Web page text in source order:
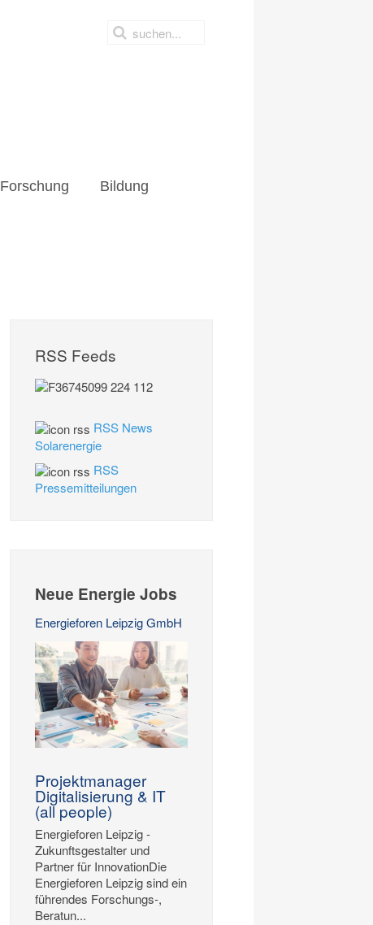
Forschung Bildung
RSS Feeds
RSS News
Solarenergie
RSS
Pressemitteilungen
Neue Energie Jobs
Energieforen Leipzig GmbH
Projektmanager
Digitalisierung & IT
(all people)
Energieforen Leipzig -
Zukunftsgestalter und
Partner für InnovationDie
Energieforen Leipzig sind ein
führendes Forschungs-,
Beratun...